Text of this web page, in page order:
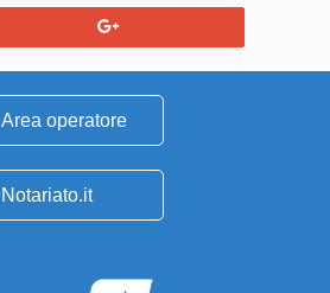
Area operatore
Notariato.it